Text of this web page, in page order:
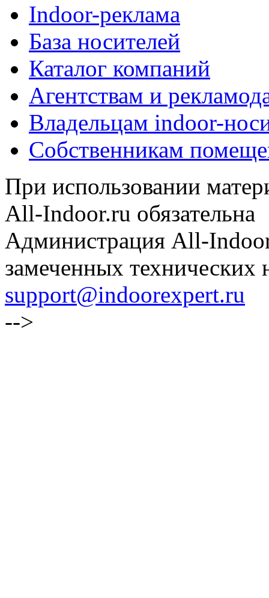
Indoor-реклама
База носителей
Каталог компаний
Агентствам и
Владельцам indoor-
Собственникам
При использовании
All-Indoor.ru обязательна
Администрация All-
замеченных технических
support@indoorexpert.ru
-->